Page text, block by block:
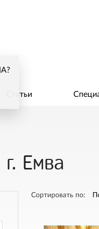
Статьи
Емва
Сортировать по: